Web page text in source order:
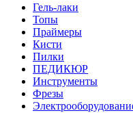
Гель-лаки
Топы
Праймеры
Кисти
Пилки
ПЕДИКЮР
Инструменты
Фрезы